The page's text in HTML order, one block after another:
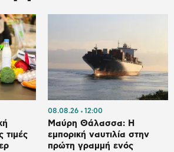
τιμές
08.08.26 12:00
Μαύρη Θάλασσα: Η
εμπορική ναυτιλία στην
πρώτη γραμμή ενός